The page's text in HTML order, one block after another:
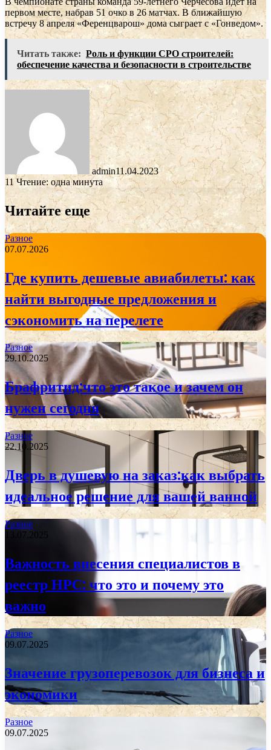
первом месте, набрав 51 очко в 26 матчах. В ближайшую
встречу 8 апреля «Ференцварош» дома сыграет с «Гонведом».
Читать также: Роль и функции СРО строителей:
обеспечение качества и безопасности в строительстве
admin11.04.2023
11Чтение: одна минута
Читайте еще
Разное
07.07.2026
Где купить дешевые авиабилеты: как
найти выгодные предложения и
сэкономить на перелете
Разное
29.10.2025
Брафритид:что это такое и зачем он
нужен сегодня
Разное
22.10.2025
Дверь в душевую на заказ:как выбрать
идеальное решение для вашей ванной
Разное
13.07.2025
Важность внесения специалистов в
реестр НРС: что это и почему это
важно
Разное
09.07.2025
Значение грузоперевозок для бизнеса и
экономики
Разное
09.07.2025